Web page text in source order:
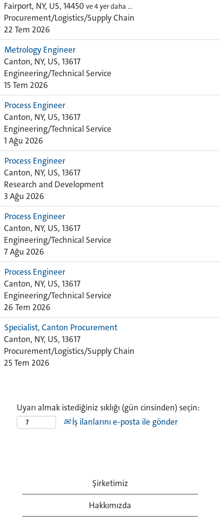
Fairport, NY, US, 14450 ve 4 yer daha …
Procurement/Logistics/Supply Chain
22 Tem 2026
Metrology Engineer
Canton, NY, US, 13617
Engineering/Technical Service
15 Tem 2026
Process Engineer
Canton, NY, US, 13617
Engineering/Technical Service
1 Ağu 2026
Process Engineer
Canton, NY, US, 13617
Research and Development
3 Ağu 2026
Process Engineer
Canton, NY, US, 13617
Engineering/Technical Service
7 Ağu 2026
Process Engineer
Canton, NY, US, 13617
Engineering/Technical Service
26 Tem 2026
Specialist, Canton Procurement
Canton, NY, US, 13617
Procurement/Logistics/Supply Chain
25 Tem 2026
Uyarı almak istediğiniz sıklığı (gün cinsinden) seçin:
İş ilanlarını e-posta ile gönder
Şirketimiz
Hakkımızda